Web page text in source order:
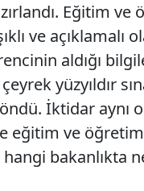
Eğitim
ve açıklamalı
aldığı
yüzyıldır
İktidar aynı
eğitim ve
bakanlıkta